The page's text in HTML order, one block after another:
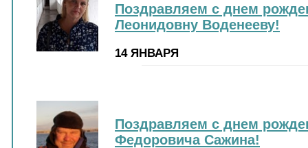
Поздравляем с днем
Леонидовну Воденееву!
14 ЯНВАРЯ
Поздравляем с днем
Федоровича Сажина!